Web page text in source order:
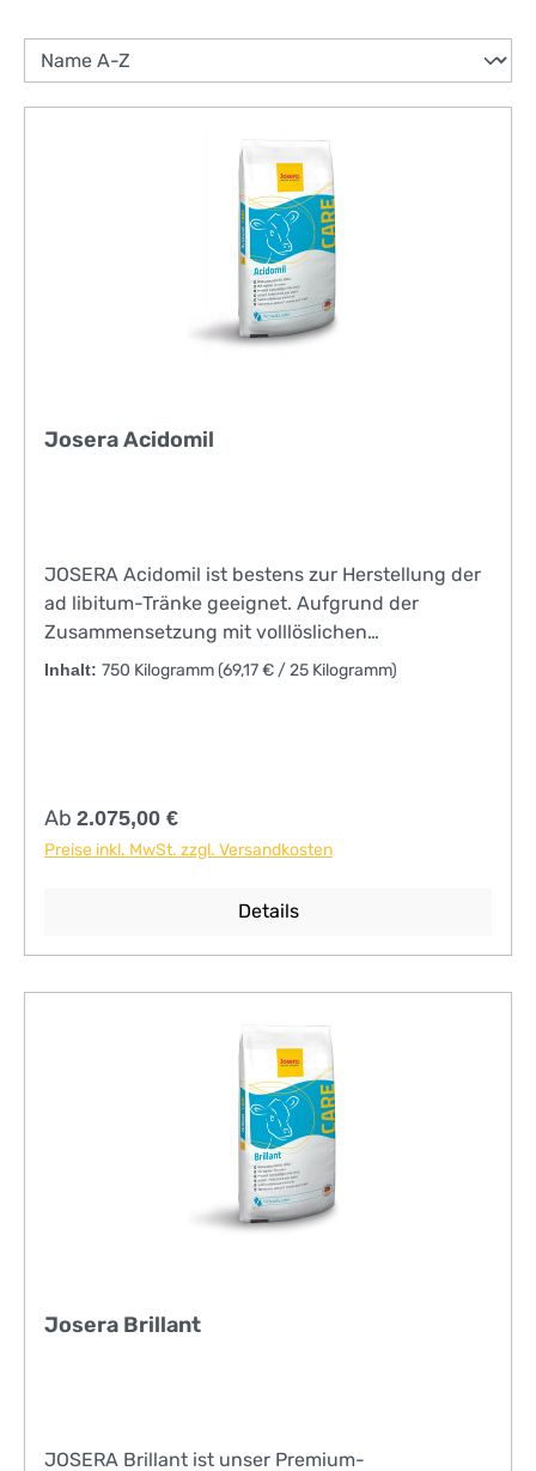
Josera Acidomil
JOSERA Acidomil ist bestens zur Herstellung der
ad libitum-Tränke geeignet. Aufgrund der
Zusammensetzung mit volllöslichen
Komponenten ist eine besonders hohe
fördert die Ansäuerung eine schnelle
Labgerinnung im Magen und erhöht damit die
Verdaulichkeit. JOSERA Acidomil wird im
ad libitum empfohlen. Gebindegröße: 25 kg
Inhalt: 750 Kilogramm(69,17 € / 25 Kilogramm)
Regulärer Preis:
Ab 2.075,00 €
Preise inkl. MwSt. zzgl. Versandkosten
Details
Josera Brillant
JOSERA Brillant ist unser Premium-